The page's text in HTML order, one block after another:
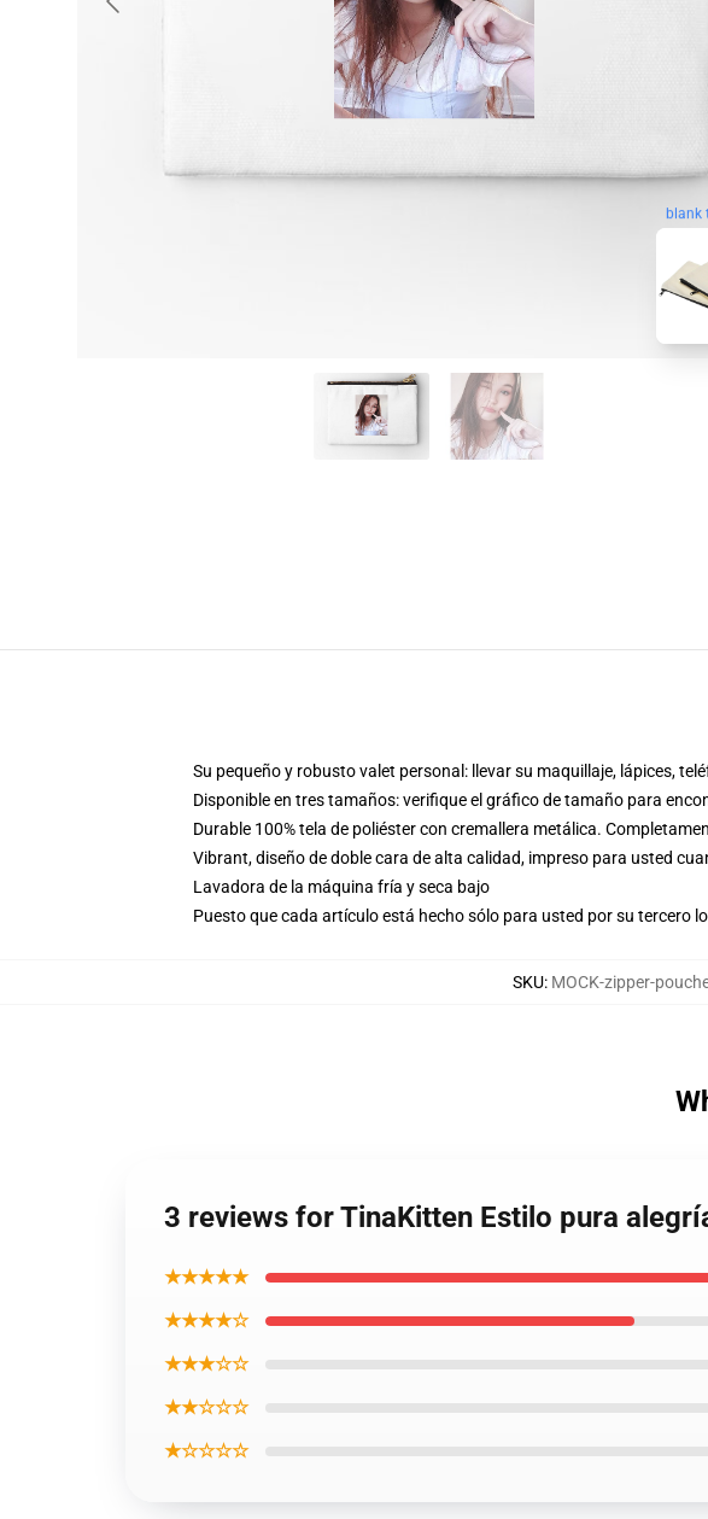
blank
Su pequeño y robusto valet personal: llevar su maquillaje, lápices,
Disponible en tres tamaños: verifique el gráfico de tamaño para
Durable 100% tela de poliéster con cremallera metálica.
Vibrant, diseño de doble cara de alta calidad, impreso para usted
Lavadora de la máquina fría y seca bajo
Puesto que cada artículo está hecho sólo para usted por su tercero
SKU: MOCK-zipper-
3 reviews for TinaKitten Estilo pura
★★★★★
★★★★☆
★★★☆☆
★★☆☆☆
★☆☆☆☆